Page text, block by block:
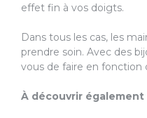
effet fin à vos doigts.
Dans tous les cas, les
prendre soin. Avec des
vous de faire en fonction
À découvrir également